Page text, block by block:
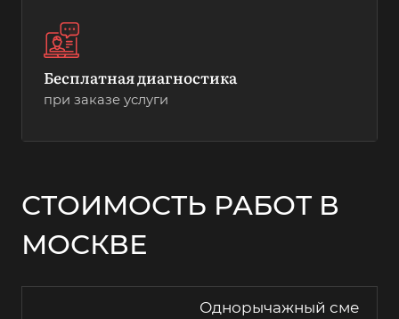
Бесплатная диагностика
при заказе услуги
СТОИМОСТЬ РАБОТ В
МОСКВЕ
Однорычажный сме